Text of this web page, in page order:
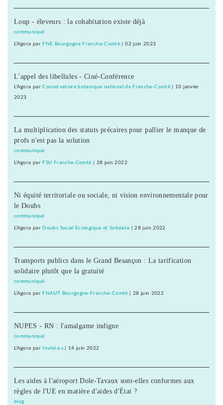
Loup - éleveurs : la cohabitation existe déjà
communiqué
L'Agora par FNE Bourgogne Franche-Comté |02 juin 2023
L'appel des libellules - Ciné-Conférence
L'Agora parConservatoire botanique national de Franche-Comté| 10 janvier
2023
La multiplication des statuts précaires pour pallier le manque de
profs n'est pas la solution
communiqué
L'Agora par FSU Franche-Comté 28 juin 2022
Ni équité territoriale ou sociale, ni vision environnementale pour
le Doubs
communiqué
L'Agora par Doubs Social Ecologique et Solidaire |28 juin 2022
Transports publics dans le Grand Besançon : La tarification
solidaire plutôt que la gratuité
communiqué
L'Agora par FNAUT Bourgogne-Franche-Comté 28 juin 2022
NUPES - RN : l'amalgame indigne
communiqué
L'Agora par Invité.e.s| 14 juin 2022
Les aides à l'aéroport Dole-Tavaux sont-elles conformes aux
règles de l'UE en matière d'aides d'État ?
blog